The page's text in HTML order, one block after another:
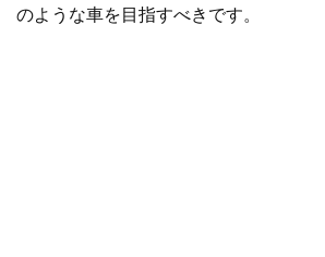
のような車を目指すべきです。